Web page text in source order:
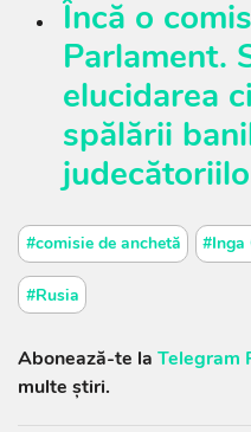
Încă o
Parlament.
elucidarea
spălării
#comisie de anchetă #Inga
#Rusia
Abonează-te la Telegram
multe știri.